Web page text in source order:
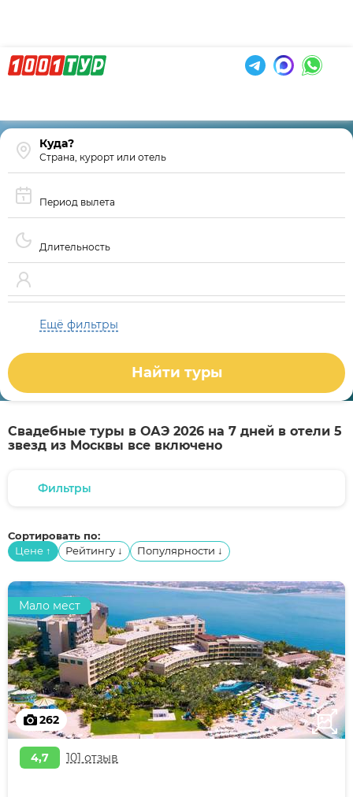
Страна, курорт или отель
Период вылета
Длительность
Ещё фильтры
Найти туры
Свадебные туры в ОАЭ 2026 на 7 дней в отели 5
звезд из Москвы все включено
Фильтры
Сортировать по:
Цене ↑ Рейтингу ↓ Популярности ↓
262
Мало мест
4,7 101 отзыв